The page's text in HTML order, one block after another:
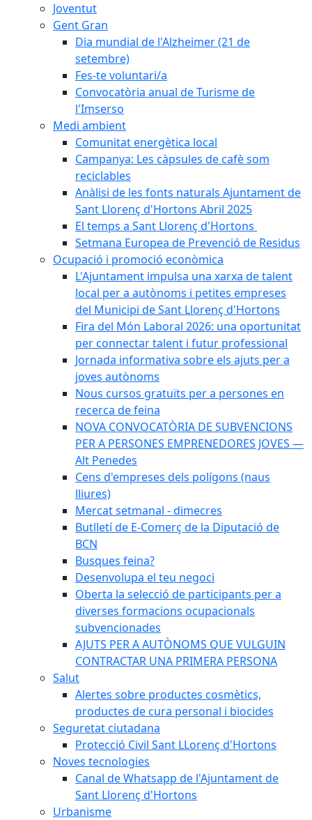
Joventut
Gent Gran
Dia mundial de l'Alzheimer (21 de
setembre)
Fes-te voluntari/a
Convocatòria anual de Turisme de
l'Imserso
Medi ambient
Comunitat energètica local
Campanya: Les càpsules de cafè som
reciclables
Anàlisi de les fonts naturals Ajuntament de
Sant Llorenç d'Hortons Abril 2025
El temps a Sant Llorenç d'Hortons
Setmana Europea de Prevenció de Residus
Ocupació i promoció econòmica
L'Ajuntament impulsa una xarxa de talent
local per a autònoms i petites empreses
del Municipi de Sant Llorenç d'Hortons
Fira del Món Laboral 2026: una oportunitat
per connectar talent i futur professional
Jornada informativa sobre els ajuts per a
joves autònoms
Nous cursos gratuïts per a persones en
recerca de feina
NOVA CONVOCATÒRIA DE SUBVENCIONS
PER A PERSONES EMPRENEDORES JOVES —
Alt Penedes
Cens d'empreses dels polígons (naus
lliures)
Mercat setmanal - dimecres
Butlletí de E-Comerç de la Diputació de
BCN
Busques feina?
Desenvolupa el teu negoci
Oberta la selecció de participants per a
diverses formacions ocupacionals
subvencionades
AJUTS PER A AUTÒNOMS QUE VULGUIN
CONTRACTAR UNA PRIMERA PERSONA
Salut
Alertes sobre productes cosmètics,
productes de cura personal i biocides
Seguretat ciutadana
Protecció Civil Sant LLorenç d'Hortons
Noves tecnologies
Canal de Whatsapp de l'Ajuntament de
Sant Llorenç d'Hortons
Urbanisme